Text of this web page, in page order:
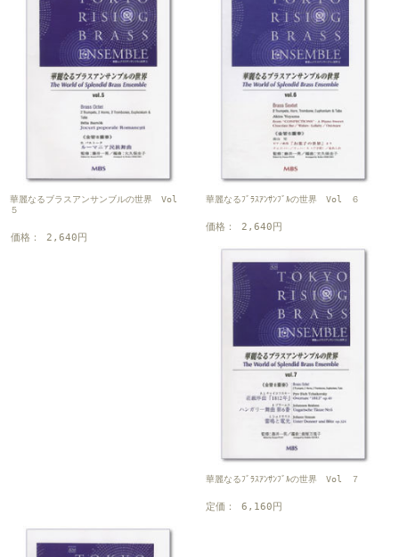
華麗なるブラスアンサンブルの世界 Vol
５
価格： 2,640円
華麗なるﾌﾞﾗｽｱﾝｻﾝﾌﾞﾙの世界 Vol ６
価格： 2,640円
華麗なるﾌﾞﾗｽｱﾝｻﾝﾌﾞﾙの世界 Vol ７
定価： 6,160円